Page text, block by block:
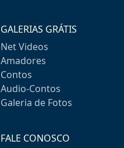
GALERIAS GRÁTIS
Net Videos
Amadores
Contos
Audio-Contos
Galeria de Fotos
FALE CONOSCO